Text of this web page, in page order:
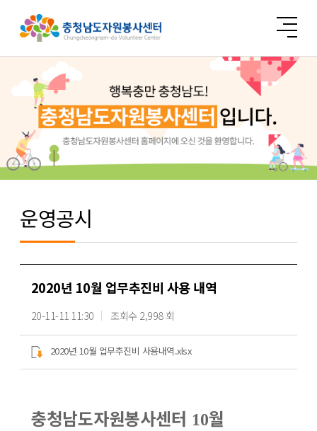
운영공시
2020년 10월 업무추진비 사용 내역
20-11-11 11:30 조회수 2,998 회
2020년 10월 업무추진비 사용내역.xlsx
충청남도자원봉사센터 10월